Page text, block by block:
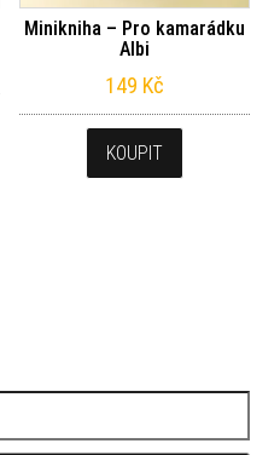
Minikniha – Pro kamarádku
Albi
149 Kč
KOUPIT